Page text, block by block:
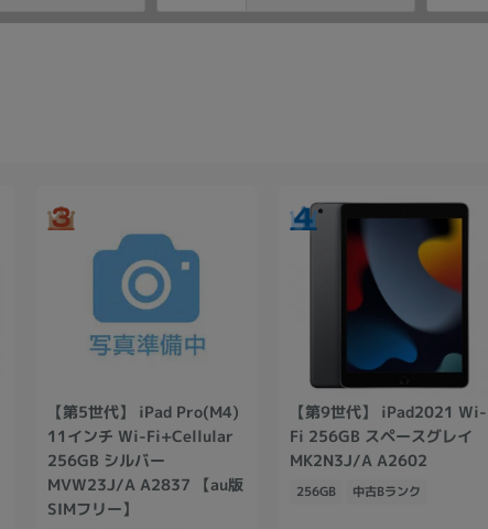
【第5世代】 iPad Pro(M4)
11インチ Wi-Fi+Cellular
256GB シルバー
MVW23J/A A2837 【au版
SIMフリー】
【第9世代】 iPad2021 Wi-
Fi 256GB スペースグレイ
MK2N3J/A A2602
256GB 中古Bランク